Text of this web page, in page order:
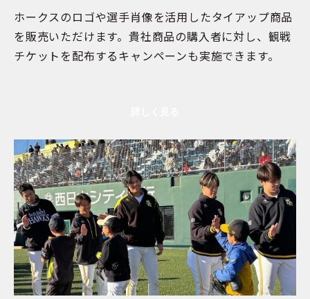
ホークスのロゴや選手肖像を活用したタイアップ商品
を販売いただけます。貴社商品の購入者に対し、観戦
チケットを配布するキャンペーンも実施できます。